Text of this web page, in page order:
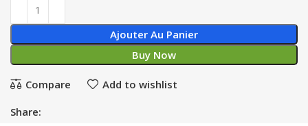
Ajouter Au Panier
Buy Now
Compare Add to wishlist
Share: